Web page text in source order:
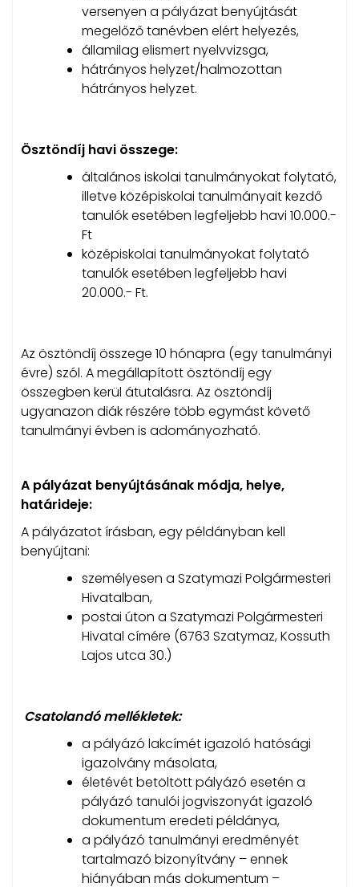
versenyen a pályázat benyújtását
megelőző tanévben elért helyezés,
államilag elismert nyelvvizsga,
hátrányos helyzet/halmozottan
hátrányos helyzet.
Ösztöndíj havi összege:
általános iskolai tanulmányokat folytató,
illetve középiskolai tanulmányait kezdő
tanulók esetében legfeljebb havi 10.000.-
Ft
középiskolai tanulmányokat folytató
tanulók esetében legfeljebb havi
20.000.- Ft.
Az ösztöndíj összege 10 hónapra (egy tanulmányi
évre) szól. A megállapított ösztöndíj egy
összegben kerül átutalásra. Az ösztöndíj
ugyanazon diák részére több egymást követő
tanulmányi évben is adományozható.
A pályázat benyújtásának módja, helye,
határideje:
A pályázatot írásban, egy példányban kell
benyújtani:
személyesen a Szatymazi Polgármesteri
Hivatalban,
postai úton a Szatymazi Polgármesteri
Hivatal címére (6763 Szatymaz, Kossuth
Lajos utca 30.)
Csatolandó mellékletek:
a pályázó lakcímét igazoló hatósági
igazolvány másolata,
életévét betöltött pályázó esetén a
pályázó tanulói jogviszonyát igazoló
dokumentum eredeti példánya,
a pályázó tanulmányi eredményét
tartalmazó bizonyítvány – ennek
hiányában más dokumentum –